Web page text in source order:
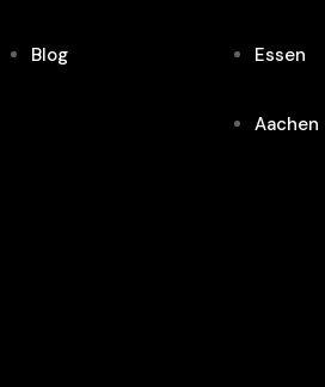
Blog Essen
Aachen